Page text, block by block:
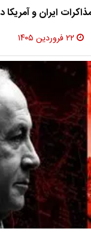
ایران و آمریکا
۲۲ فروردین ۱۴۰۵